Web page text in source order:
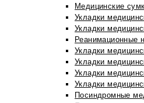
Медицинские
Укладки
Укладки
Реанимационные
Укладки
Укладки
Укладки
Укладки
Посиндромные